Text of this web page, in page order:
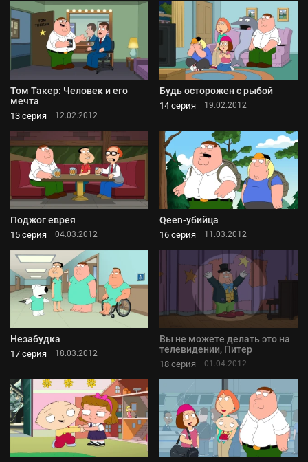
Том Такер: Человек и его
мечта
13 серия 12.02.2012
Будь осторожен с рыбой
14 серия 19.02.2012
Поджог еврея
15 серия 04.03.2012
Qeen-убийца
16 серия 11.03.2012
Незабудка
17 серия 18.03.2012
Вы не можете делать это на
телевидении, Питер
18 серия 01.04.2012